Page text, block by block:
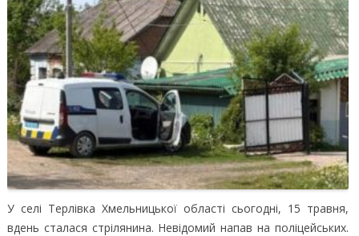
У селі Терлівка Хмельницької області сьогодні, 15 травня,
вдень сталася стрілянина. Невідомий напав на поліцейських.